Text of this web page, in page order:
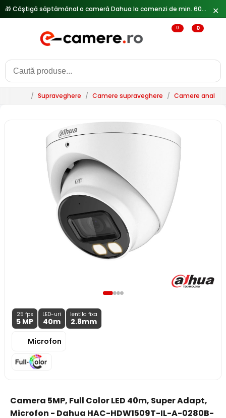
✕
0 0
/ Supraveghere / Camere supraveghere / Camere
25 fps
5 MP
LED-uri
40m
lentila fixa
2.8mm
Microfon
Camera 5MP, Full Color LED 40m, Super Adapt,
Microfon - Dahua HAC-HDW1509T-IL-A-0280B-